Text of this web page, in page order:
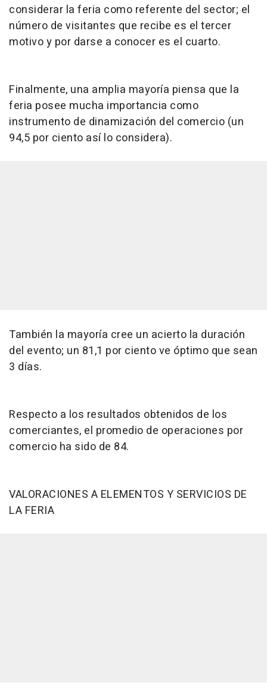
considerar la feria como referente del sector; el
número de visitantes que recibe es el tercer
motivo y por darse a conocer es el cuarto.
Finalmente, una amplia mayoría piensa que la
feria posee mucha importancia como
instrumento de dinamización del comercio (un
94,5 por ciento así lo considera).
También la mayoría cree un acierto la duración
del evento; un 81,1 por ciento ve óptimo que sean
3 días.
Respecto a los resultados obtenidos de los
comerciantes, el promedio de operaciones por
comercio ha sido de 84.
VALORACIONES A ELEMENTOS Y SERVICIOS DE
LA FERIA